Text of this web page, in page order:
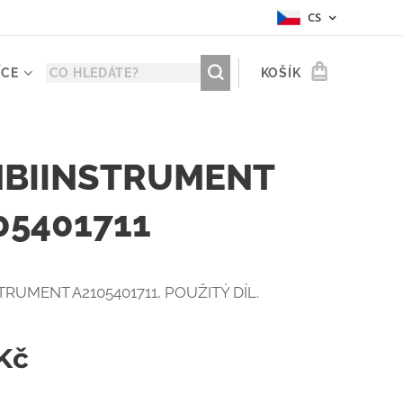
CS
KOŠÍK
A2105401711, POUŽITÝ DÍL.